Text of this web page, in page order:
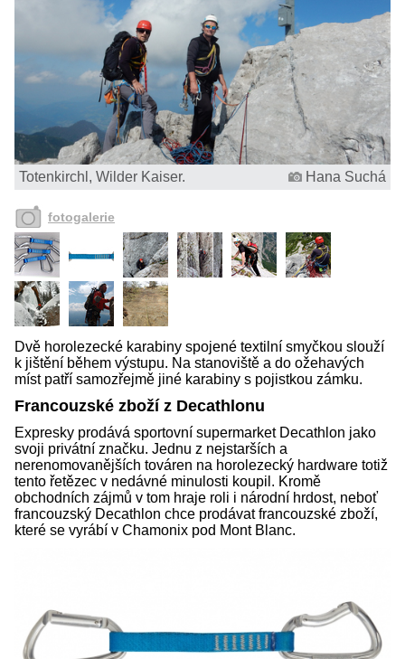
Totenkirchl, Wilder Kaiser. Hana Suchá
fotogalerie
Dvě horolezecké karabiny spojené textilní smyčkou slouží
k jištění během výstupu. Na stanoviště a do ožehavých
míst patří samozřejmě jiné karabiny s pojistkou zámku.
Francouzské zboží z Decathlonu
Expresky prodává sportovní supermarket Decathlon jako
svoji privátní značku. Jednu z nejstarších a
nerenomovanějších továren na horolezecký hardware totiž
tento řetězec v nedávné minulosti koupil. Kromě
obchodních zájmů v tom hraje roli i národní hrdost, neboť
francouzský Decathlon chce prodávat francouzské zboží,
které se vyrábí v Chamonix pod Mont Blanc.